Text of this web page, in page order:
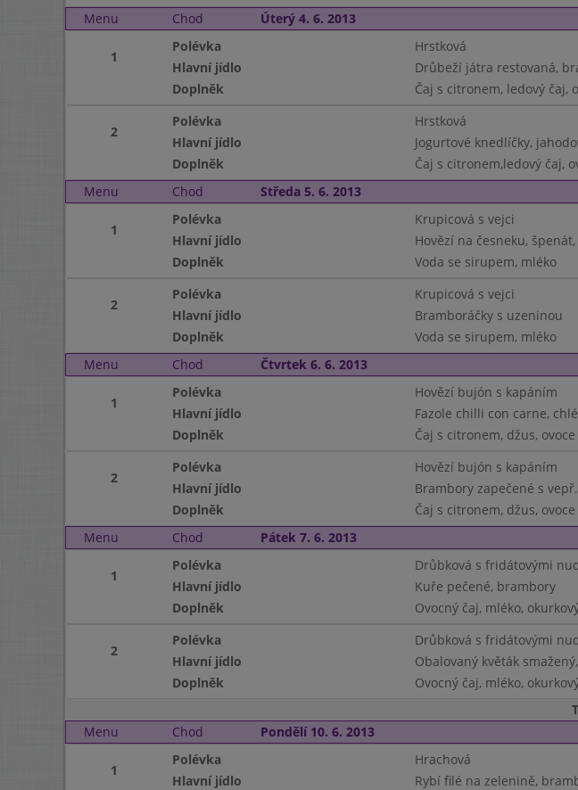
Menu
Chod Úterý 4. 6. 2013
1
Polévka
Hrstková
Hlavní jídlo
Drůbeží játra restovaná,
Doplněk
Čaj s citronem, ledový čaj,
2
Polévka
Hrstková
Hlavní jídlo
Jogurtové knedlíčky,
Doplněk
Čaj s citronem,ledový čaj,
Menu
Chod Středa 5. 6. 2013
1
Polévka
Krupicová s vejci
Hlavní jídlo
Hovězí na česneku,
Doplněk
Voda se sirupem, mléko
2
Polévka
Krupicová s vejci
Hlavní jídlo
Bramboráčky s uzeninou
Doplněk
Voda se sirupem, mléko
Menu
Chod Čtvrtek 6. 6. 2013
1
Polévka
Hovězí bujón s kapáním
Hlavní jídlo
Fazole chilli con carne,
Doplněk
Čaj s citronem, džus, ovoce
2
Polévka
Hovězí bujón s kapáním
Hlavní jídlo
Brambory zapečené s
Doplněk
Čaj s citronem, džus, ovoce
Menu
Chod Pátek 7. 6. 2013
1
Polévka
Drůbková s fridátovými
Hlavní jídlo
Kuře pečené, brambory
Doplněk
Ovocný čaj, mléko,
2
Polévka
Drůbková s fridátovými
Hlavní jídlo
Obalovaný květák
Doplněk
Ovocný čaj, mléko,
Menu
Chod Pondělí 10. 6. 2013
1
Polévka
Hrachová
Hlavní jídlo
Rybí filé na zelenině,